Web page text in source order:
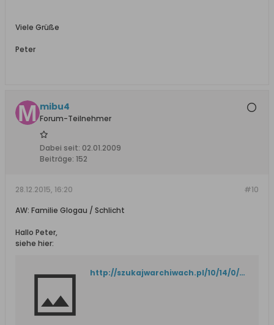
Viele Grüße
Peter
mibu4
Forum-Teilnehmer
Dabei seit: 02.01.2009
Beiträge: 152
#10
28.12.2015, 16:20
AW: Familie Glogau / Schlicht
Hallo Peter,
siehe hier:
http://szukajwarchiwach.pl/10/14/0/5/7283/skan/medium/PPS8DqL4OyPs7D1LExxx-w